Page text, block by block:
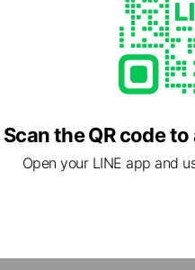
品工程師、實驗室品質管理師
Scan the QR code
Open your LINE app and